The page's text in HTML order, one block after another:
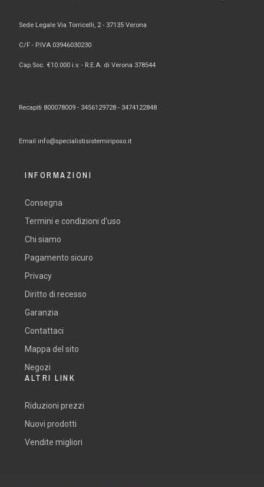
Sede Legale Via Torricelli, 2 - 37135 Verona
C/F - P.IVA 03946030230
Cap.Soc. €10.000 i.v. - R.E.A. di Verona 378544
Recapiti 800078009 - 3456129728 - 3474122848
Email info@specialistisistemiriposo.it
INFORMAZIONI
Consegna
Termini e condizioni d'uso
Chi siamo
Pagamento sicuro
Privacy
Diritto di recesso
Garanzia
Contattaci
Mappa del sito
Negozi
ALTRI LINK
Riduzioni prezzi
Nuovi prodotti
Vendite migliori